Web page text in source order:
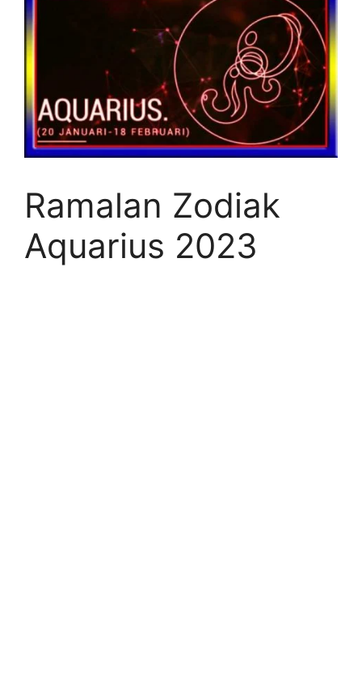
Ramalan Zodiak
Aquarius 2023